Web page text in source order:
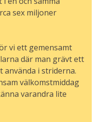
sex miljoner
vi ett gemensamt
där man grävt ett
använda i striderna.
välkomstmiddag
varandra lite